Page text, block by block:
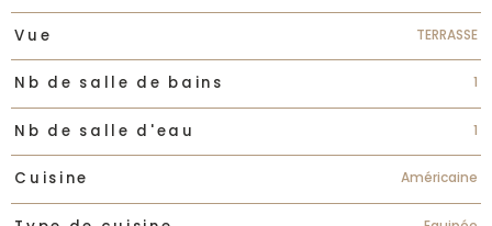
Vue TERRASSE
Nb de salle de bains 1
Nb de salle d'eau 1
Cuisine Américaine